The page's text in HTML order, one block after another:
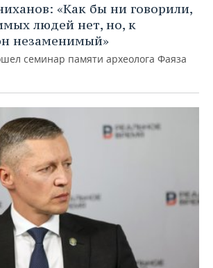
«Как бы ни говорили,
людей нет, но, к
незаменимый»
семинар памяти археолога Фаяза